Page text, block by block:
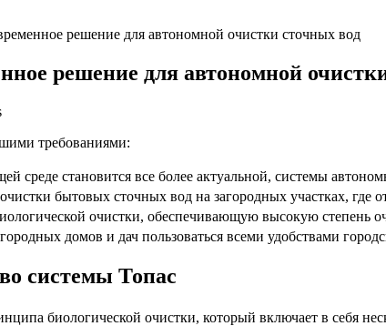
решение для автономной очистки сточных вод
решение для автономной
требованиями:
среде становится все более актуальной, системы
бытовых сточных вод на загородных участках, где
очистки, обеспечивающую высокую
домов и дач пользоваться всеми удобствами
системы Топас
биологической очистки, который включает в себя